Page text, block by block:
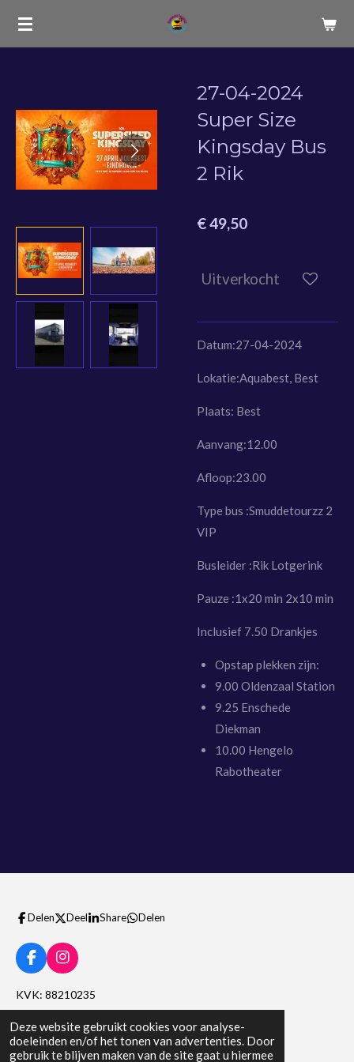
Deze website gebruikt cookies voor analyse-
doeleinden en/of het tonen van advertenties. Door
gebruik te blijven maken van de site gaat u hiermee
Ga
27-04-2024
Super Size
Kingsday Bus
2 Rik
€ 49,50
Uitverkocht
Datum:27-04-2024
Lokatie:Aquabest, Best
Plaats: Best
Aanvang:12.00
Afloop:23.00
Type bus :Smuddetourzz 2
VIP
Busleider :Rik Lotgerink
Pauze :1x20 min 2x10 min
Inclusief 7.50 Drankjes
Opstap plekken zijn:
9.00 Oldenzaal Station
9.25 Enschede
Diekman
10.00 Hengelo
Rabotheater
Delen Deel Share Delen
F
a
c
e
o
o
I
n
s
t
a
g
r
KVK: 88210235
Btw nummer: NL004564536B10